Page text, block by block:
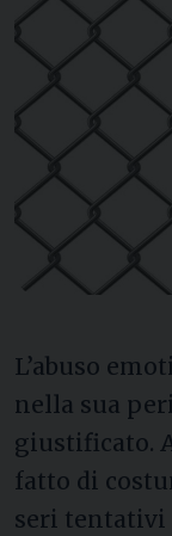
L’abuso
nella sua
giustificato.
fatto di
seri tentativi